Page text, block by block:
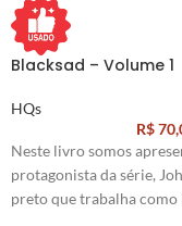
Blacksad – Volume 1
HQs
R$
Neste livro somos
protagonista da série,
preto que trabalha